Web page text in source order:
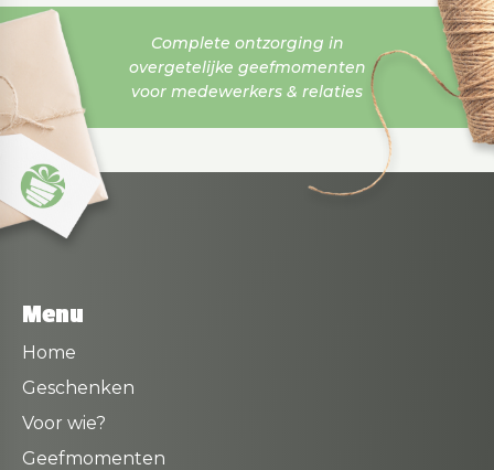
Complete ontzorging in
overgetelijke geefmomenten
voor medewerkers & relaties
Menu
Home
Geschenken
Voor wie?
Geefmomenten